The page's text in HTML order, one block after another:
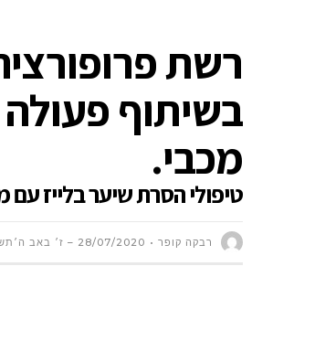
רשת
בשיתוף
מכבי.
טיפולי הסרת שיער בלייז עם
רבקה קופר 28/07/2020 – ז׳ באב ה׳תש״פ